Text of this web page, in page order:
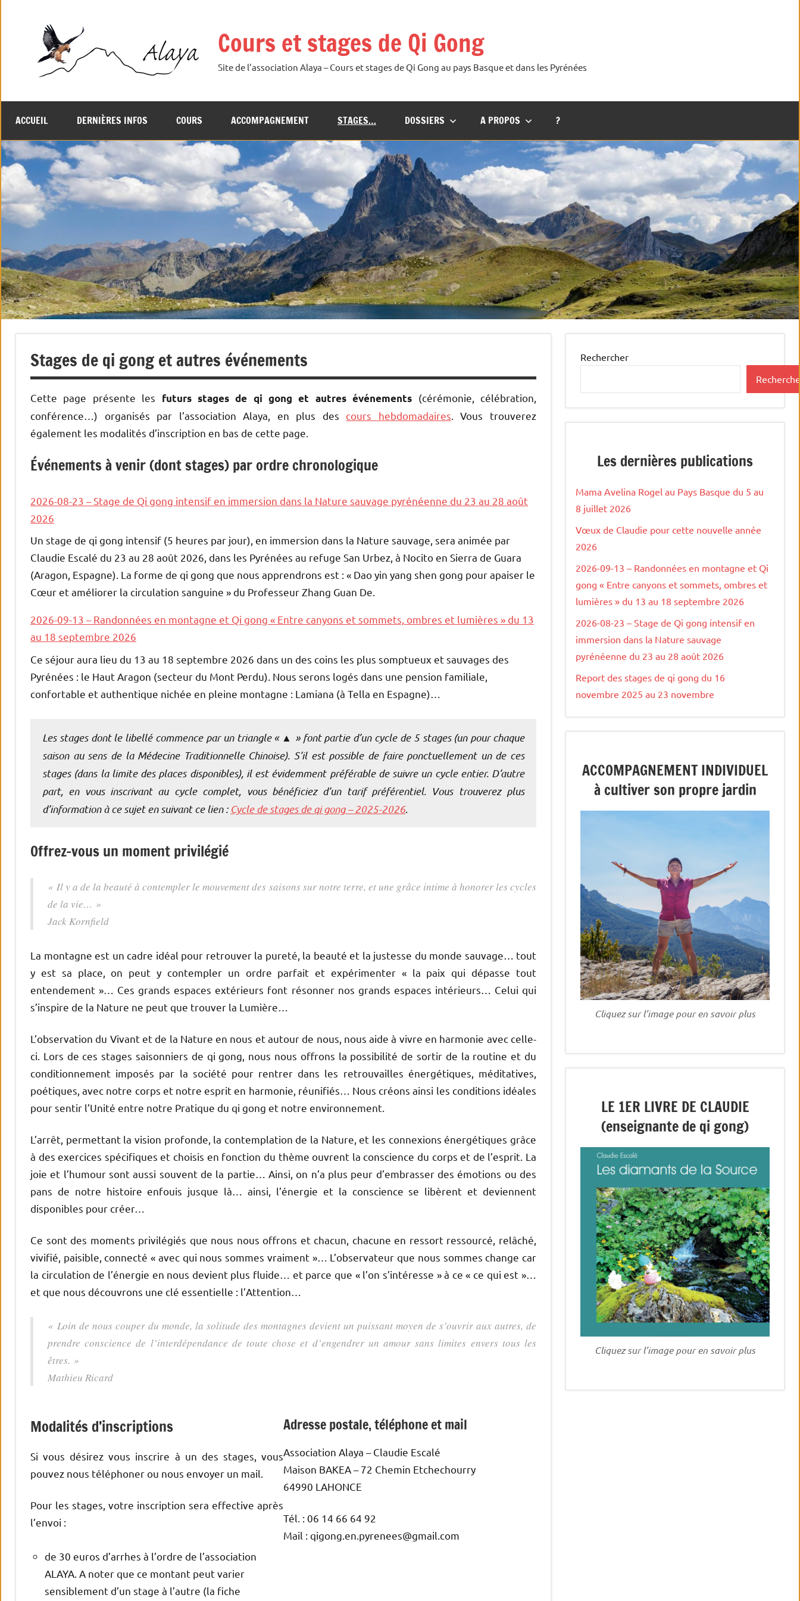
Cours et stages de Qi Gong
Site de l'association Alaya – Cours et stages de Qi Gong au pays Basque et dans les Pyrénées
ACCUEIL DERNIÈRES INFOS COURS ACCOMPAGNEMENT STAGES… DOSSIERS A PROPOS ?
Stages de qi gong et autres événements
Cette page présente les futurs stages de qi gong et autres événements (cérémonie, célébration,
conférence…) organisés par l’association Alaya, en plus des cours hebdomadaires . Vous trouverez
également les modalités d’inscription en bas de cette page.
Événements à venir (dont stages) par ordre chronologique
2026-08-23 – Stage de Qi gong intensif en immersion dans la Nature sauvage pyrénéenne du 23 au 28 août
2026
Un stage de qi gong intensif (5 heures par jour), en immersion dans la Nature sauvage, sera animée par
Claudie Escalé du 23 au 28 août 2026, dans les Pyrénées au refuge San Urbez, à Nocito en Sierra de Guara
(Aragon, Espagne). La forme de qi gong que nous apprendrons est : « Dao yin yang shen gong pour apaiser le
Cœur et améliorer la circulation sanguine » du Professeur Zhang Guan De.
2026-09-13 – Randonnées en montagne et Qi gong « Entre canyons et sommets, ombres et lumières » du 13
au 18 septembre 2026
Ce séjour aura lieu du 13 au 18 septembre 2026 dans un des coins les plus somptueux et sauvages des
Pyrénées : le Haut Aragon (secteur du Mont Perdu). Nous serons logés dans une pension familiale,
confortable et authentique nichée en pleine montagne : Lamiana (à Tella en Espagne)…
Les stages dont le libellé commence par un triangle « ▲ » font partie d’un cycle de 5 stages (un pour chaque
saison au sens de la Médecine Traditionnelle Chinoise). S’il est possible de faire ponctuellement un de ces
stages (dans la limite des places disponibles), il est évidemment préférable de suivre un cycle entier. D’autre
part, en vous inscrivant au cycle complet, vous bénéficiez d’un tarif préférentiel. Vous trouverez plus
d’information à ce sujet en suivant ce lien : Cycle de stages de qi gong – 2025-2026.
Offrez-vous un moment privilégié
« Il y a de la beauté à contempler le mouvement des saisons sur notre terre, et une grâce intime à honorer les cycles
de la vie… »
Jack Kornfield
La montagne est un cadre idéal pour retrouver la pureté, la beauté et la justesse du monde sauvage… tout
y est sa place, on peut y contempler un ordre parfait et expérimenter « la paix qui dépasse tout
entendement »… Ces grands espaces extérieurs font résonner nos grands espaces intérieurs… Celui qui
s’inspire de la Nature ne peut que trouver la Lumière…
L’observation du Vivant et de la Nature en nous et autour de nous, nous aide à vivre en harmonie avec celle-
ci. Lors de ces stages saisonniers de qi gong, nous nous offrons la possibilité de sortir de la routine et du
conditionnement imposés par la société pour rentrer dans les retrouvailles énergétiques, méditatives,
poétiques, avec notre corps et notre esprit en harmonie, réunifiés… Nous créons ainsi les conditions idéales
pour sentir l’Unité entre notre Pratique du qi gong et notre environnement.
L’arrêt, permettant la vision profonde, la contemplation de la Nature, et les connexions énergétiques grâce
à des exercices spécifiques et choisis en fonction du thème ouvrent la conscience du corps et de l’esprit. La
joie et l’humour sont aussi souvent de la partie… Ainsi, on n’a plus peur d’embrasser des émotions ou des
pans de notre histoire enfouis jusque là… ainsi, l’énergie et la conscience se libèrent et deviennent
disponibles pour créer…
Ce sont des moments privilégiés que nous nous offrons et chacun, chacune en ressort ressourcé, relâché,
vivifié, paisible, connecté « avec qui nous sommes vraiment »… L’observateur que nous sommes change car
la circulation de l’énergie en nous devient plus fluide… et parce que « l’on s’intéresse » à ce « ce qui est »…
et que nous découvrons une clé essentielle : l’Attention…
« Loin de nous couper du monde, la solitude des montagnes devient un puissant moyen de s’ouvrir aux autres, de
prendre conscience de l’interdépendance de toute chose et d’engendrer un amour sans limites envers tous les
êtres. »
Mathieu Ricard
Modalités d’inscriptions
Si vous désirez vous inscrire à un des stages, vous
pouvez nous téléphoner ou nous envoyer un mail.
Pour les stages, votre inscription sera effective après
l’envoi :
de 30 euros d’arrhes à l’ordre de l’association
ALAYA. A noter que ce montant peut varier
sensiblement d’un stage à l’autre (la fiche
Adresse postale, téléphone et mail
Association Alaya – Claudie Escalé
Maison BAKEA – 72 Chemin Etchechourry
64990 LAHONCE
Tél. : 06 14 66 64 92
Mail : qigong.en.pyrenees@gmail.com
Rechercher
Les dernières publications
Mama Avelina Rogel au Pays Basque du 5 au
8 juillet 2026
Vœux de Claudie pour cette nouvelle année
2026
2026-09-13 – Randonnées en montagne et Qi
gong « Entre canyons et sommets, ombres et
lumières » du 13 au 18 septembre 2026
2026-08-23 – Stage de Qi gong intensif en
immersion dans la Nature sauvage
pyrénéenne du 23 au 28 août 2026
Report des stages de qi gong du 16
novembre 2025 au 23 novembre
ACCOMPAGNEMENT INDIVIDUEL
à cultiver son propre jardin
Cliquez sur l’image pour en savoir plus
LE 1ER LIVRE DE CLAUDIE
(enseignante de qi gong)
Cliquez sur l’image pour en savoir plus